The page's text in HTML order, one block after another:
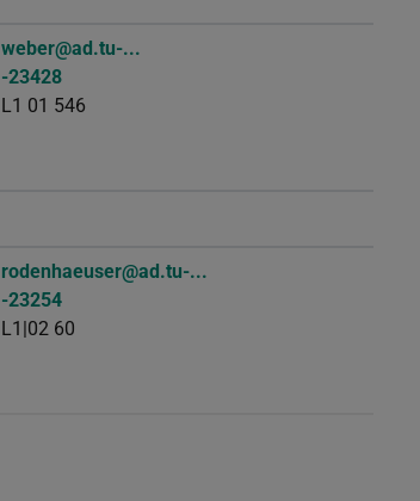
weber@ad.tu-...
-23428
L1 01 546
rodenhaeuser@ad.tu-...
-23254
L1|02 60